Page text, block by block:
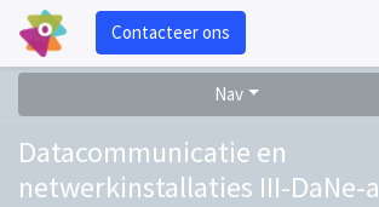
Contacteer ons
Nav
Datacommunicatie en
netwerkinstallaties III-DaNe-a